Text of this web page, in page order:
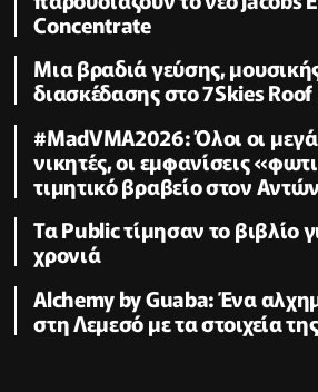
Concentrate
Μια βραδιά γεύσης,
διασκέδασης στο 7Skies
#MadVMA2026: Όλοι οι
νικητές, οι εμφανίσεις
τιμητικό βραβείο στον
Τα Public τίμησαν το βιβλίο
χρονιά
Alchemy by Guaba: Ένα
στη Λεμεσό με τα στοιχεία